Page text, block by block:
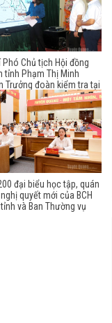
Chủ tịch Hội đồng
tỉnh Phạm Thị Minh
Trưởng đoàn kiểm tra tại
đại biểu học tập, quán
quyết mới của BCH
và Ban Thường vụ